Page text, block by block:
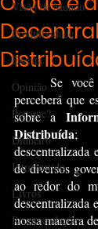
Visão de Mundo
Produtividade
Escrita
Opinião
Por que?
Dinheiro
Introvertido
Livros
Recomendações
	Se você acompanha meus artigos,
perceberá que
sobre a
Distribuída;
descentralizada
de diversos
ao redor do
descentralizada
nossa maneira